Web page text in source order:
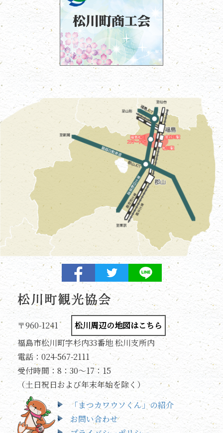
〒960-1241
松川周辺の地図はこちら
福島市松川町字杉内33番地 松川支所内
電話：024-567-2111
受付時間：8：30～17：15
（土日祝日および年末年始を除く）
「まつカワウソくん」の紹介
お問い合わせ